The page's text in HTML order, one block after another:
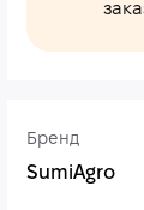
Бренд
SumiAgro